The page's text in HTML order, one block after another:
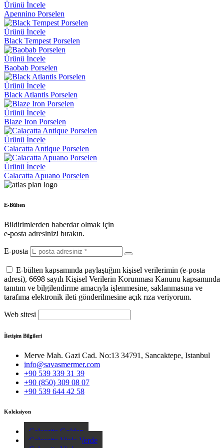
Ürünü İncele
Apennino Porselen
Ürünü İncele
Black Tempest Porselen
Ürünü İncele
Baobab Porselen
Ürünü İncele
Black Atlantis Porselen
Ürünü İncele
Blaze Iron Porselen
Ürünü İncele
Calacatta Antique Porselen
Ürünü İncele
Calacatta Apuano Porselen
E-Bülten
Bildirimlerden haberdar olmak için
e-posta adresinizi bırakın.
E-posta
E-bülten kapsamında paylaştığım kişisel verilerimin (e-posta
adresi), 6698 sayılı Kişisel Verilerin Korunması Kanunu kapsamında
tanıtım ve bilgilendirme amacıyla işlenmesine, saklanmasına ve
tarafıma elektronik ileti gönderilmesine açık rıza veriyorum.
Web sitesi
İletişim Bilgileri
Merve Mah. Gazi Cad. No:13 34791, Sancaktepe, Istanbul
info@savasmermer.com
+90 539 339 31 39
+90 (850) 309 08 07
+90 539 644 42 58
Koleksiyon
Calacatta Golden
Calacatta Viola Verde